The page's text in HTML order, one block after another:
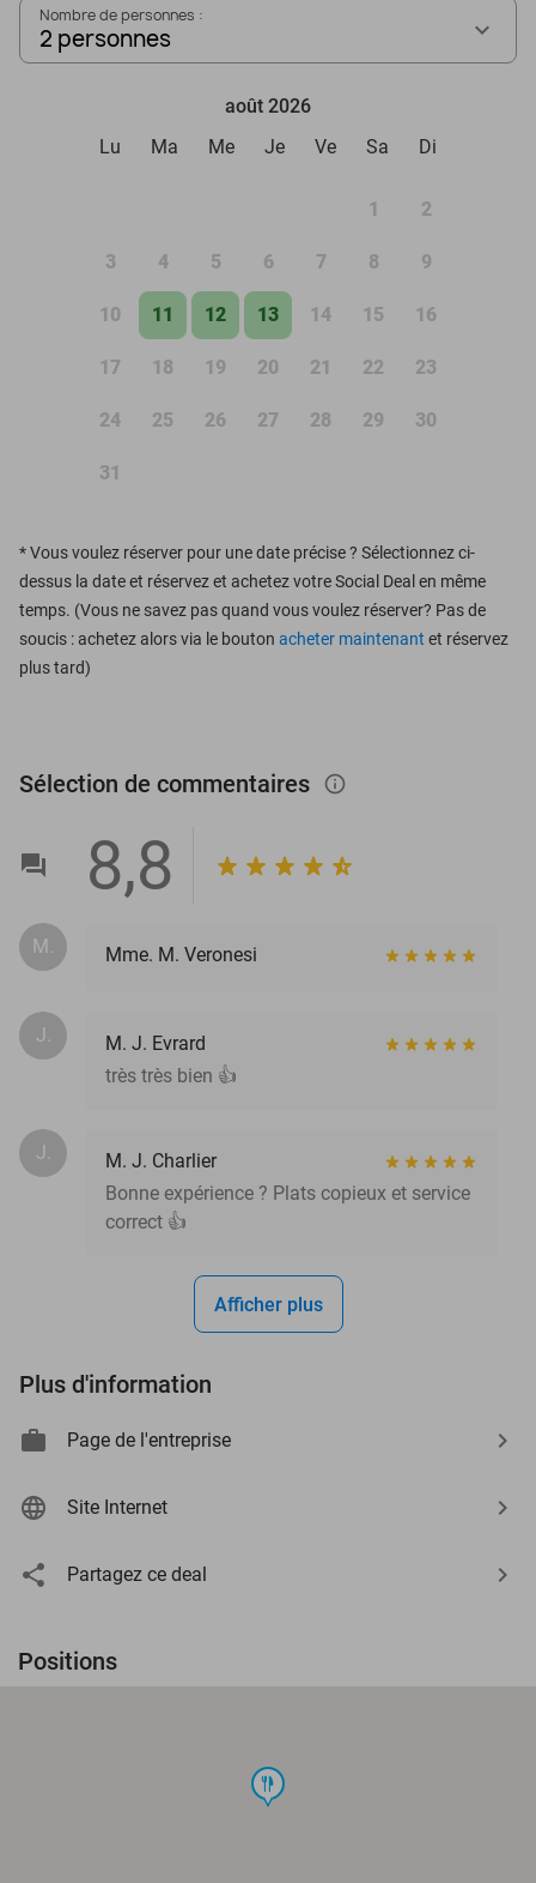
Nombre de personnes :
2 personnes
août 2026
Lu
Ma Me Je Ve Sa Di
1 2
3 4 5 6 7 8 9
10 11 12 13 14 15 16
17 18 19 20 21 22 23
24 25 26 27 28 29 30
31
*Vous voulez réserver pour une date précise ? Sélectionnez ci-
dessus la date et réservez et achetez votre Social Deal en même
temps. (Vous ne savez pas quand vous voulez réserver? Pas de
soucis : achetez alors via le bouton acheter maintenant et réservez
plus tard)
Sélection de commentaires info_outlined
8,8
M. Mme. M. Veronesi
J.
M. J. Evrard
très très bien 👍
J.
M. J. Charlier
Bonne expérience ? Plats copieux et service
correct 👍
Afficher plus
Plus d'information
Page de l'entreprise
Site Internet
Partagez ce deal
Positions
food